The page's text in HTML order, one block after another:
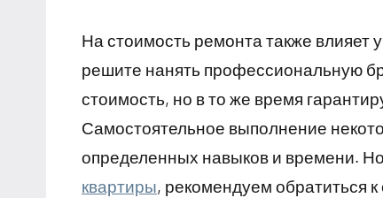
На стоимость ремонта также влияет
решите нанять профессиональную
стоимость, но в то же время
Самостоятельное выполнение
определенных навыков и времени.
квартиры, рекомендуем обратиться